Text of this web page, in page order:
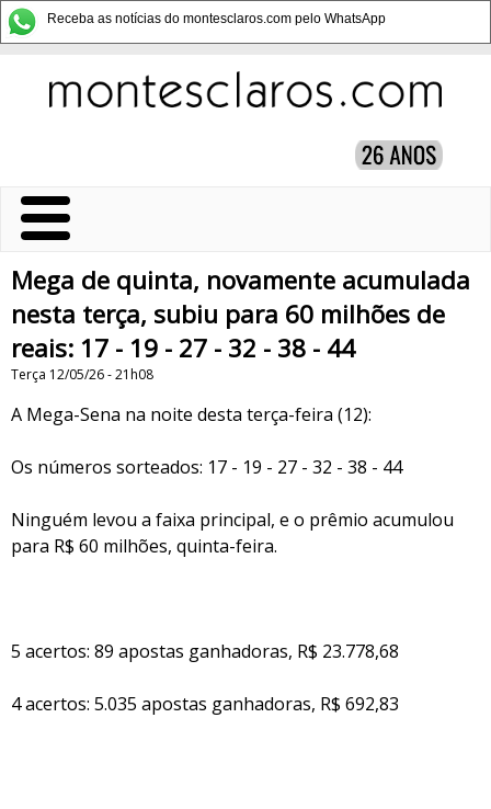
Receba as notícias do montesclaros.com pelo WhatsApp
Mega de quinta, novamente acumulada
nesta terça, subiu para 60 milhões de
reais: 17 - 19 - 27 - 32 - 38 - 44
Terça 12/05/26 - 21h08
A Mega-Sena na noite desta terça-feira (12):
Os números sorteados: 17 - 19 - 27 - 32 - 38 - 44
Ninguém levou a faixa principal, e o prêmio acumulou
para R$ 60 milhões, quinta-feira.
5 acertos: 89 apostas ganhadoras, R$ 23.778,68
4 acertos: 5.035 apostas ganhadoras, R$ 692,83